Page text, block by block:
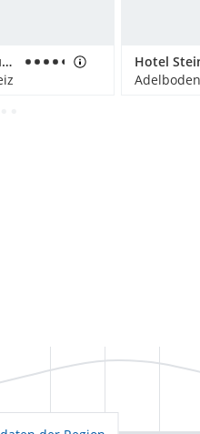
Parkhotel Bellevue & Spa
Hotel